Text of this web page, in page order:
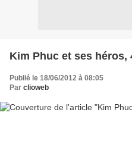
Kim Phuc et ses héros,
Publié le 18/06/2012 à 08:05
Par clioweb